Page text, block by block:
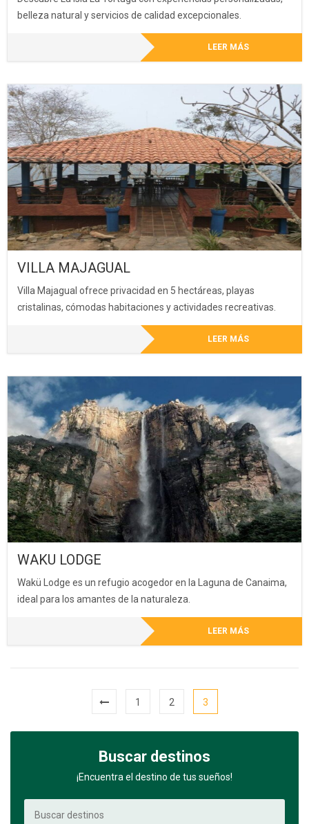
belleza natural y servicios de calidad excepcionales.
LEER MÁS
VILLA MAJAGUAL
Villa Majagual ofrece privacidad en 5 hectáreas, playas
cristalinas, cómodas habitaciones y actividades recreativas.
LEER MÁS
WAKU LODGE
Wakü Lodge es un refugio acogedor en la Laguna de Canaima,
ideal para los amantes de la naturaleza.
LEER MÁS
1 2 3
Buscar destinos
¡Encuentra el destino de tus sueños!